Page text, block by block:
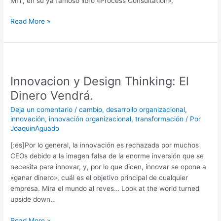
Read More »
Innovacion y Design Thinking: El
Dinero Vendrá.
Deja un comentario /cambio,desarrollo organizacional,
innovación, innovación organizacional,transformación / Por
JoaquinAguado
[:es]Por lo general, la innovación es rechazada por muchos
CEOs debido a la imagen falsa de la enorme inversión que se
necesita para innovar, y, por lo que dicen, innovar se opone a
«ganar dinero», cuál es el objetivo principal de cualquier
empresa. Mira el mundo al reves… Look at the world turned
upside down…
Design
Thinking:
El
Dinero
Vendrá.